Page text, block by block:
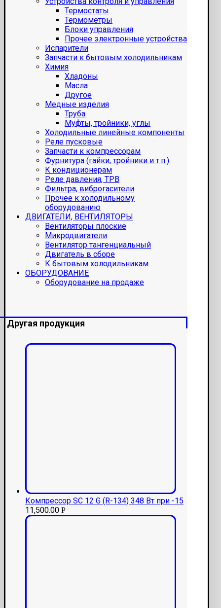
Термостаты
Термометры
Блоки управления
Прочее электронные устройства
Испарители
Запчасти к бытовым холодильникам
Химия
Хладоны
Масла
Другое
Медные изделия
Труба
Муфты, тройники, углы
Холодильные линейные компоненты
Реле пусковые
Запчасти к компрессорам
Фурнитура (гайки, тройники и т.п.)
К кондиционерам
Реле давления, ТРВ
Фильтра, виброгасители
Прочее к холодильному
оборудованию
ДВИГАТЕЛИ, ВЕНТИЛЯТОРЫ
Вентиляторы плоские
Микродвигатели
Вентилятор тангенциальный
Двигатель в сборе
К бытовым холодильникам
ОБОРУДОВАНИЕ
Оборудование на продаже
Другая продукция
Компрессор SC 12 G (R-134) 348 Вт при -15
11,500.00 Р